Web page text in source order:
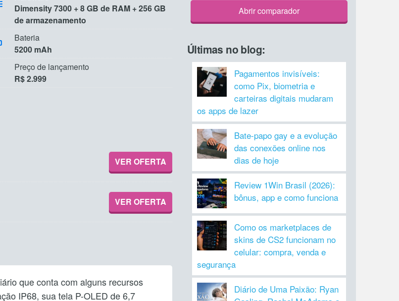
Dimensity 7300 + 8 GB de RAM + 256 GB
de armazenamento
Bateria
5200 mAh
Preço de lançamento
R$ 2.999
VER OFERTA
VER OFERTA
que conta com alguns recursos
IP68, sua tela P-OLED de 6,7
Abrir comparador
Últimas no blog:
Pagamentos invisíveis:
como Pix, biometria e
carteiras digitais mudaram
os apps de lazer
Bate-papo gay e a evolução
das conexões online nos
dias de hoje
Review 1Win Brasil (2026):
bônus, app e como funciona
Como os marketplaces de
skins de CS2 funcionam no
celular: compra, venda e
segurança
Diário de Uma Paixão: Ryan